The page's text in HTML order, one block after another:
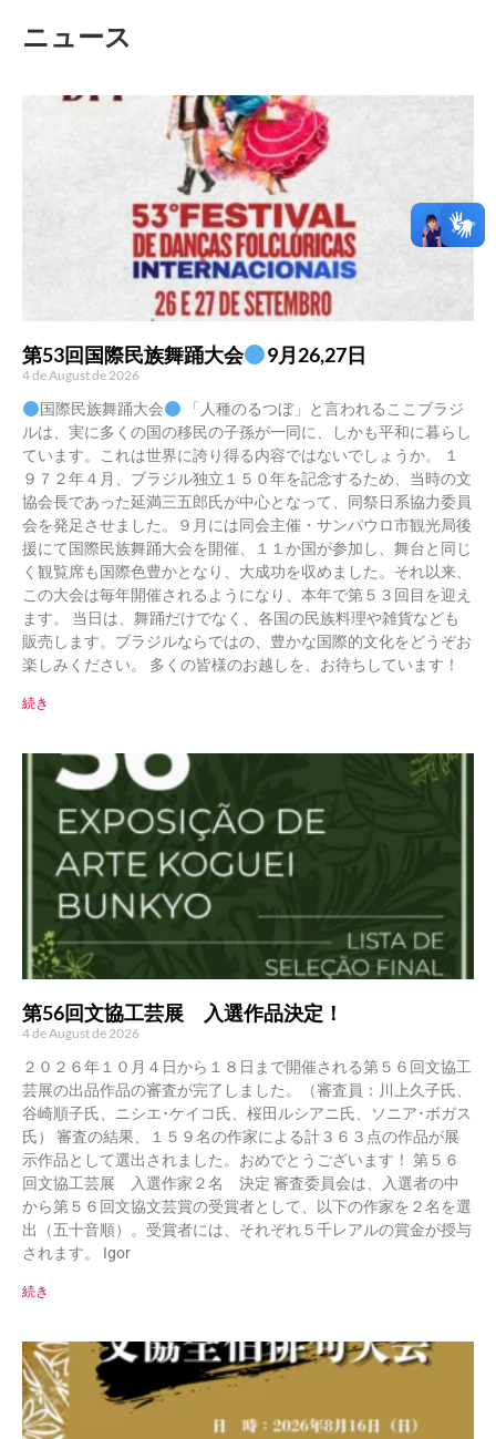
ニュース
第53回国際民族舞踊大会 9月26,27日
4 de August de 2026
国際民族舞踊大会
「人種のるつぼ」と言われるここブラジ
ルは、実に多くの国の移民の子孫が一同に、しかも平和に暮らし
ています。これは世界に誇り得る内容ではないでしょうか。 １
９７２年４月、ブラジル独立１５０年を記念するため、当時の文
協会長であった延満三五郎氏が中心となって、同祭日系協力委員
会を発足させました。９月には同会主催・サンパウロ市観光局後
援にて国際民族舞踊大会を開催、１１か国が参加し、舞台と同じ
く観覧席も国際色豊かとなり、大成功を収めました。それ以来、
この大会は毎年開催されるようになり、本年で第５３回目を迎え
ます。 当日は、舞踊だけでなく、各国の民族料理や雑貨なども
販売します。ブラジルならではの、豊かな国際的文化をどうぞお
楽しみください。 多くの皆様のお越しを、お待ちしています！
続き
第56回文協工芸展 入選作品決定！
4 de August de 2026
２０２６年１０月４日から１８日まで開催される第５６回文協工
芸展の出品作品の審査が完了しました。（審査員：川上久子氏、
谷崎順子氏、ニシエ･ケイコ氏、桜田ルシアニ氏、ソニア･ボガス
氏） 審査の結果、１５９名の作家による計３６３点の作品が展
示作品として選出されました。おめでとうございます！ 第５６
回文協工芸展 入選作家２名 決定 審査委員会は、入選者の中
から第５６回文協文芸賞の受賞者として、以下の作家を２名を選
出（五十音順）。受賞者には、それぞれ５千レアルの賞金が授与
されます。 Igor
続き